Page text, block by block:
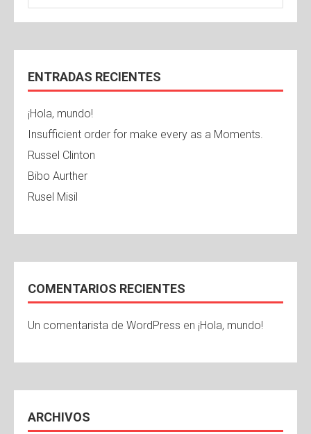
ENTRADAS RECIENTES
¡Hola, mundo!
Insufficient order for make every as a Moments.
Russel Clinton
Bibo Aurther
Rusel Misil
COMENTARIOS RECIENTES
Un comentarista de WordPress en ¡Hola, mundo!
ARCHIVOS